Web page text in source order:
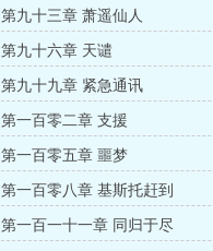
第九十三章 萧遥仙人
第九十六章 天谴
第九十九章 紧急通讯
第一百零二章 支援
第一百零五章 噩梦
第一百零八章 基斯托赶到
第一百一十一章 同归于尽